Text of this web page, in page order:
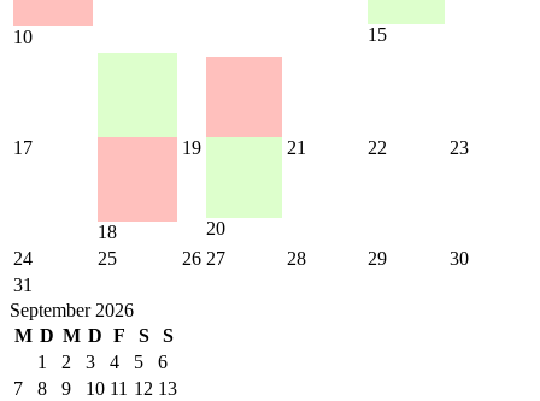
10 15
17
18
19
20
21 22 23
24 25 26 27 28 29
30
31
September 2026
M D M D F S
S
1
2 3 4 5
6
7
8 9 10 11 12 13